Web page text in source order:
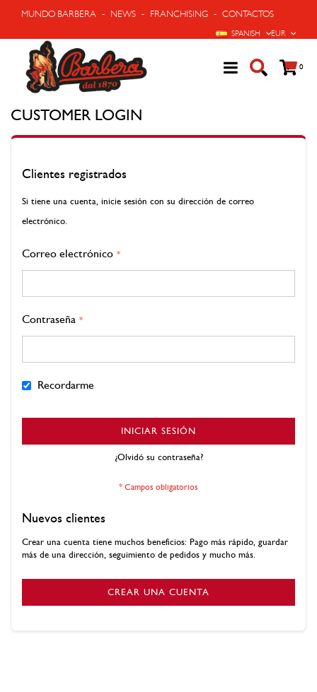
MUNDO BARBERA - NEWS - FRANCHISING - CONTACTOS
MONEDA
EUR
LENGUAJE
SPANISH
Cart
0
CUSTOMER LOGIN
Clientes registrados
Si tiene una cuenta, inicie sesión con su dirección de correo
electrónico.
Correo electrónico
Contraseña
Recordarme
INICIAR SESIÓN
¿Olvidó su contraseña?
Nuevos clientes
Crear una cuenta tiene muchos beneficios: Pago más rápido, guardar
más de una dirección, seguimiento de pedidos y mucho más.
CREAR UNA CUENTA